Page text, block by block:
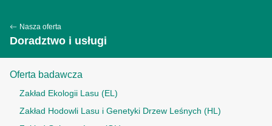
Nasza oferta
Doradztwo i usługi
Oferta badawcza
Zakład Ekologii Lasu (EL)
Zakład Hodowli Lasu i Genetyki Drzew Leśnych (HL)